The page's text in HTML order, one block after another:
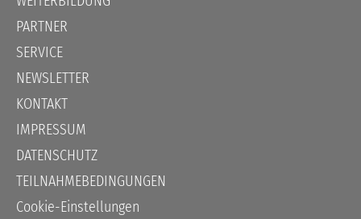
PARTNER
SERVICE
NEWSLETTER
KONTAKT
IMPRESSUM
DATENSCHUTZ
TEILNAHMEBEDINGUNGEN
Cookie-Einstellungen